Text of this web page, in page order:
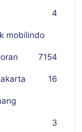
4
mobilindo
154
7
16
3